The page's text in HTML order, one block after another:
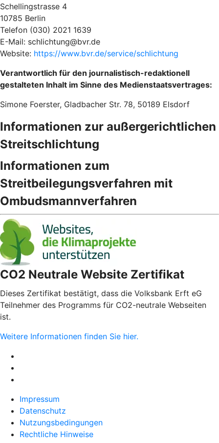
Schellingstrasse 4
10785 Berlin
Telefon (030) 2021 1639
E-Mail: schlichtung@bvr.de
Website: https://www.bvr.de/service/schlichtung
Verantwortlich für den journalistisch-redaktionell
gestalteten Inhalt im Sinne des Medienstaatsvertrages:
Simone Foerster, Gladbacher Str. 78, 50189 Elsdorf
Informationen zur außergerichtlichen
Streitschlichtung
Informationen zum
Streitbeilegungsverfahren mit
Ombudsmannverfahren
CO2 Neutrale Website Zertifikat
Dieses Zertifikat bestätigt, dass die Volksbank Erft eG
Teilnehmer des Programms für CO2-neutrale Webseiten
ist.
Weitere Informationen finden Sie hier.
Impressum
Datenschutz
Nutzungsbedingungen
Rechtliche Hinweise